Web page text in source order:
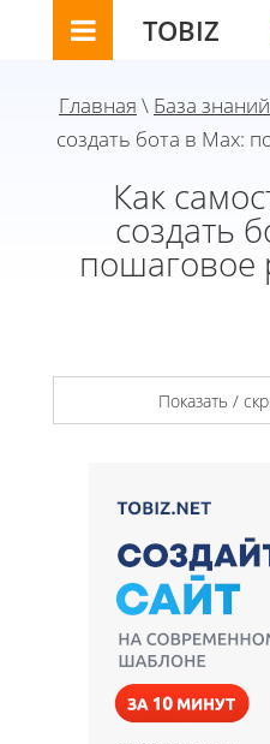
TOBIZ
Главная \ База знаний
создать бота в Max:
Как
создать
пошаговое
Показать /